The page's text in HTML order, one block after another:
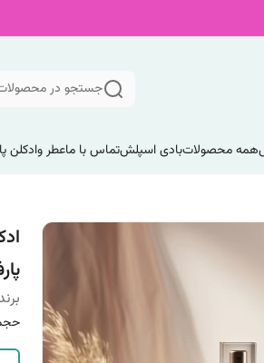
جستجو در
همه محصولاتبادی اسپلشتماس با ماعطر وادکلن